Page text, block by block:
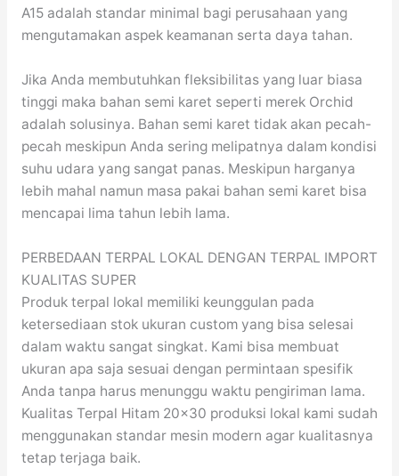
A15 adalah standar minimal bagi perusahaan yang
mengutamakan aspek keamanan serta daya tahan.
Jika Anda membutuhkan fleksibilitas yang luar biasa
tinggi maka bahan semi karet seperti merek Orchid
adalah solusinya. Bahan semi karet tidak akan pecah-
pecah meskipun Anda sering melipatnya dalam kondisi
suhu udara yang sangat panas. Meskipun harganya
lebih mahal namun masa pakai bahan semi karet bisa
mencapai lima tahun lebih lama.
PERBEDAAN TERPAL LOKAL DENGAN TERPAL IMPORT
KUALITAS SUPER
Produk terpal lokal memiliki keunggulan pada
ketersediaan stok ukuran custom yang bisa selesai
dalam waktu sangat singkat. Kami bisa membuat
ukuran apa saja sesuai dengan permintaan spesifik
Anda tanpa harus menunggu waktu pengiriman lama.
Kualitas Terpal Hitam 20×30 produksi lokal kami sudah
menggunakan standar mesin modern agar kualitasnya
tetap terjaga baik.